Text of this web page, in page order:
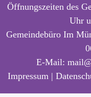
Öffnungszeiten des
Uhr
Gemeindebüro Im
E-Mail:
Impressum |